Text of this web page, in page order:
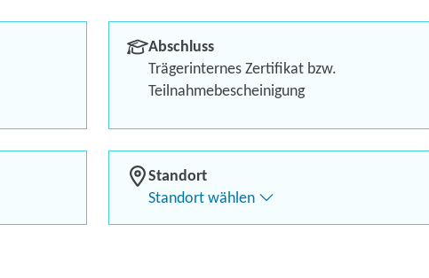
Berufliches Profil optimieren
Bis zu 100 % Förderung
Flexibel dank Live-Online-Trainings
Abschluss
Trägerinternes Zertifikat bzw.
Teilnahmebescheinigung
Standort
Standort wählen